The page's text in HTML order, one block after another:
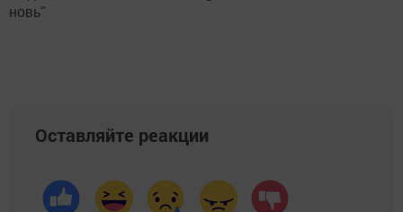
новь"
Оставляйте реакции